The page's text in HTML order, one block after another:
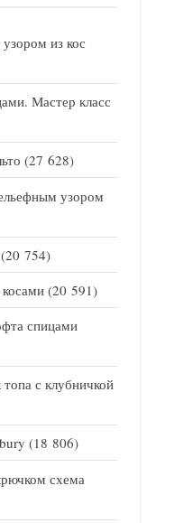
из кос
Мастер класс
(27 628)
узором
(20 754)
(20 591)
спицами
с клубничкой
(18 806)
схема